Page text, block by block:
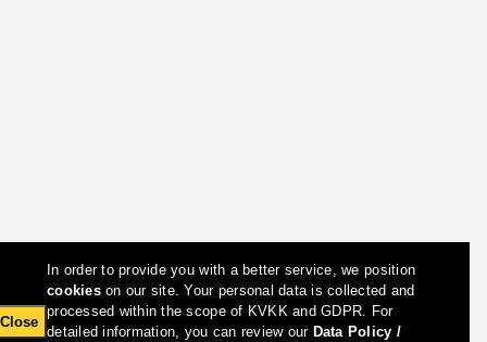
In order to provide you with a better service, we position
cookieson our site. Your personal data is collected and
processed within the scope of KVKK and GDPR. For
detailed information, you can review ourData Policy /
Close